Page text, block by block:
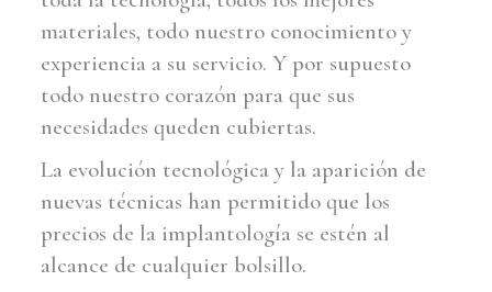
materiales, todo nuestro conocimiento y
experiencia a su servicio. Y por supuesto
todo nuestro corazón para que sus
necesidades queden cubiertas.
La evolución tecnológica y la aparición de
nuevas técnicas han permitido que los
precios de la implantología se estén al
alcance de cualquier bolsillo.